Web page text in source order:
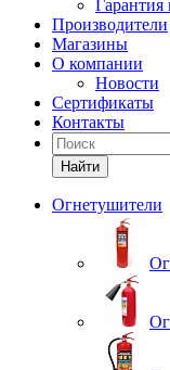
Гарантия
Производители
Магазины
О компании
Новости
Сертификаты
Контакты
Найти
Огнетушители